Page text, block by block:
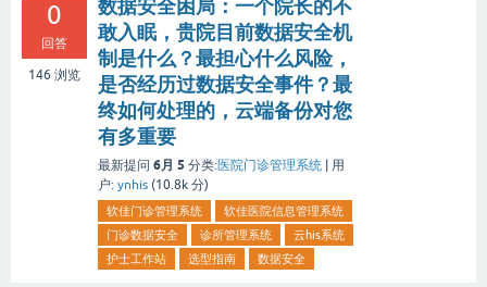
0
回答
146 浏览
数据安全困局：一个院长的不
敢入眠，贵院目前数据安全机
制是什么？最担心什么风险，
是否经历过数据安全事件？最
终如何处理的，云端备份对您
有多重要
最新提问 6月 5 分类:医院门诊管理系统
用
户: ynhis (10.8k 分)
软佳门诊管理系统
软佳医院信息管理系统
门诊数据安全
诊所管理系统
云his系统
护士工作站
选型指南 数据安全